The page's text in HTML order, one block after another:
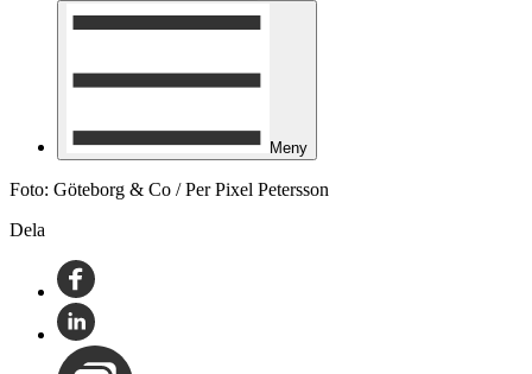
Meny
Foto: Göteborg & Co / Per Pixel Petersson
Dela